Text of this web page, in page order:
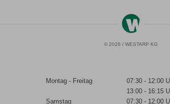
© 2026 / WESTARP KG
Montag - Freitag
07:30 - 12:00
13:00 - 16:15
Samstag
07:30 - 12:00